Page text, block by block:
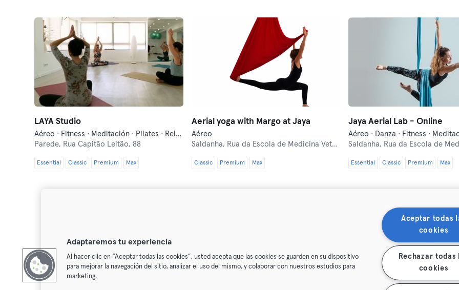
LAYA Studio
Aéreo · Fitness · Meditación · Pilates · Relajación · Yoga
Parede, Rua Capitão Leitão, 88
Essential Classic Premium Max
Aerial yoga with Margo at Jaya
Aéreo
Saldanha, Rua da Escola de Medicina Veterinária 15
Classic Premium Max
Jaya Aerial Lab - Online
Saldanha, Rua da Escola de
Essential Classic Premium Max
Adaptaremos tu experiencia
Al hacer clic en “Aceptar todas las cookies”, usted acepta que las cookies se guarden en su dispositivo
para mejorar la navegación del sitio, analizar el uso del mismo, y colaborar con nuestros estudios para
marketing.
Aceptar todas
cookies
Rechazar todas
cookies